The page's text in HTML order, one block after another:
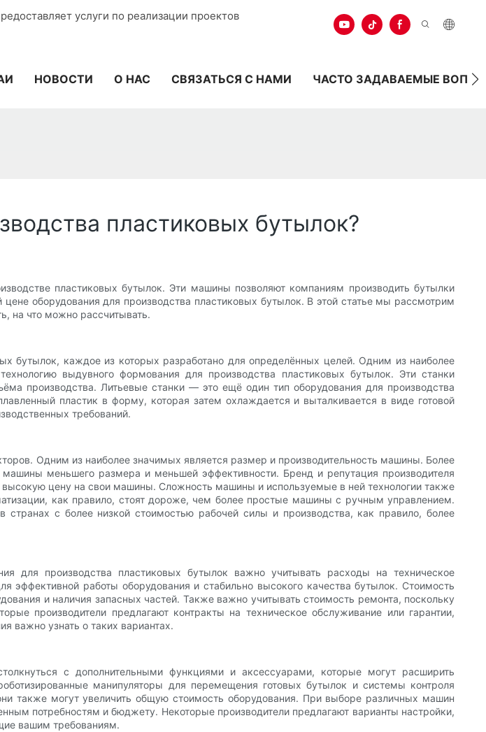
услуги по реализации проектов
НОВОСТИ О НАС СВЯЗАТЬСЯ С НАМИ ЧАСТО ЗАДАВАЕМЫЕ
пластиковых бутылок?
пластиковых бутылок. Эти машины позволяют компаниям производить бутылки
оборудования для производства пластиковых бутылок. В этой статье мы рассмотрим
на что можно рассчитывать.
бутылок, каждое из которых разработано для определённых целей. Одним из наиболее
выдувного формования для производства пластиковых бутылок. Эти станки
производства. Литьевые станки — это ещё один тип оборудования для производства
пластик в форму, которая затем охлаждается и выталкивается в виде готовой
требований.
Одним из наиболее значимых является размер и производительность машины. Более
меньшего размера и меньшей эффективности. Бренд и репутация производителя
цену на свои машины. Сложность машины и используемые в ней технологии также
как правило, стоят дороже, чем более простые машины с ручным управлением.
с более низкой стоимостью рабочей силы и производства, как правило, более
для производства пластиковых бутылок важно учитывать расходы на техническое
эффективной работы оборудования и стабильно высокого качества бутылок. Стоимость
и наличия запасных частей. Также важно учитывать стоимость ремонта, поскольку
производители предлагают контракты на техническое обслуживание или гарантии,
важно узнать о таких вариантах.
с дополнительными функциями и аксессуарами, которые могут расширить
манипуляторы для перемещения готовых бутылок и системы контроля
также могут увеличить общую стоимость оборудования. При выборе различных машин
потребностям и бюджету. Некоторые производители предлагают варианты настройки,
вашим требованиям.